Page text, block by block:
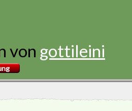
von gottileini